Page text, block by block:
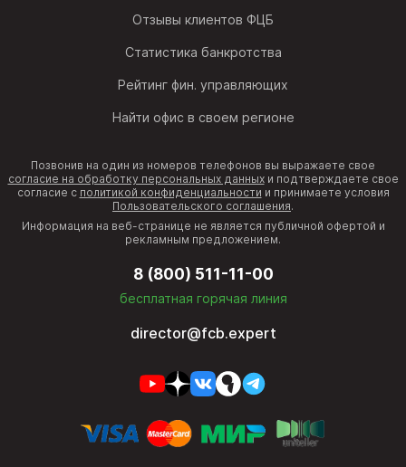
Отзывы клиентов ФЦБ
Статистика банкротства
Рейтинг фин. управляющих
Найти офис в своем регионе
Позвонив на один из номеров телефонов вы выражаете свое
согласие на обработку персональных данныхи подтверждаете свое
согласие с политикой конфиденциальности и принимаете условия
Пользовательского соглашения.
Информация на веб-странице не является публичной офертой и
рекламным предложением.
8 (800) 511-11-00
бесплатная горячая линия
director@fcb.expert